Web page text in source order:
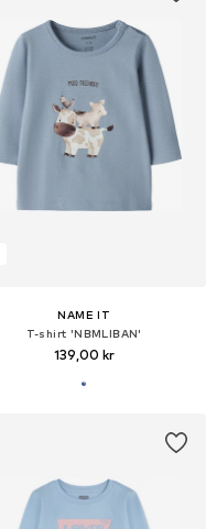
NAME IT
T-shirt 'NBMLIBAN'
139,00 kr